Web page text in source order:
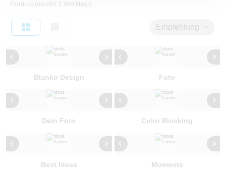
Produktionszeit 3 Werktage
Empfehlung
Blanko Design Foto
Dein Foto Color Blocking
Best Ideas Moments